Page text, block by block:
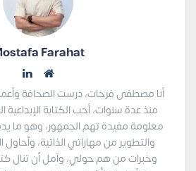
Farahat
أنا مصطفى فرحات، درست الصحافة
منذ عدة سنوات، أحب الكتابة
معلومة مفيدة تهم الجمهور، وهو ما
والتطوير من مهاراتي الذاتية،
وخبرات من هم حولي، وآمل أن تنال